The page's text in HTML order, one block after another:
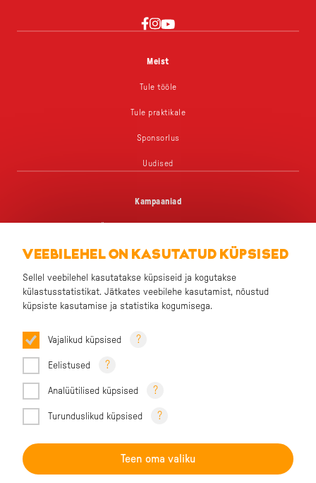
VEEBILEHEL ON KASUTATUD KÜPSISED
Sellel veebilehel kasutatakse küpsiseid ja kogutakse
külastusstatistikat. Jätkates veebilehe kasutamist, nõustud
küpsiste kasutamise ja statistika kogumisega.
Vajalikud küpsised ?
Eelistused ?
Analüütilised küpsised ?
Turunduslikud küpsised ?
Teen oma valiku
Meist
Tule tööle
Tule praktikale
Sponsorlus
Uudised
Kampaaniad
Väike, aga väekas
Chick Snack – Äkki snäkki
Palju maitseid, üks päikesekollane pere
Kontakt
Küpsised